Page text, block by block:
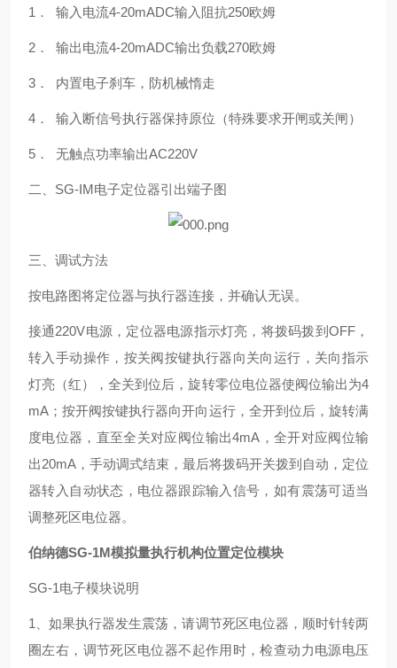
1． 输入电流4-20mADC输入阻抗250欧姆
2． 输出电流4-20mADC输出负载270欧姆
3． 内置电子刹车，防机械惰走
4． 输入断信号执行器保持原位（特殊要求开闸或关闸）
5． 无触点功率输出AC220V
二、SG-IM电子定位器引出端子图
三、调试方法
按电路图将定位器与执行器连接，并确认无误。
接通220V电源，定位器电源指示灯亮，将拨码拨到 OFF，
转入手动操作，按关阀按键执行器向关向运行，关向指示
灯亮（红），全关到位后，旋转零位电位器使阀位输出为4
mA ；按开阀按键执行器向开向运行，全开到位后，旋转满
度电位器，直至全关对应阀位输出4mA ，全开对应阀位输
出20mA ，手动调式结束，最后将拨码开关拨到自动，定位
器转入自动状态，电位器跟踪输入信号，如有震荡可适当
调整死区电位器。
伯纳德SG-1M模拟量执行机构位置定位模块
SG-1电子模块说明
1、如果执行器发生震荡，请调节死区电位器，顺时针转两
圈左右，调节死区电位器不起作用时，检查动力电源电压